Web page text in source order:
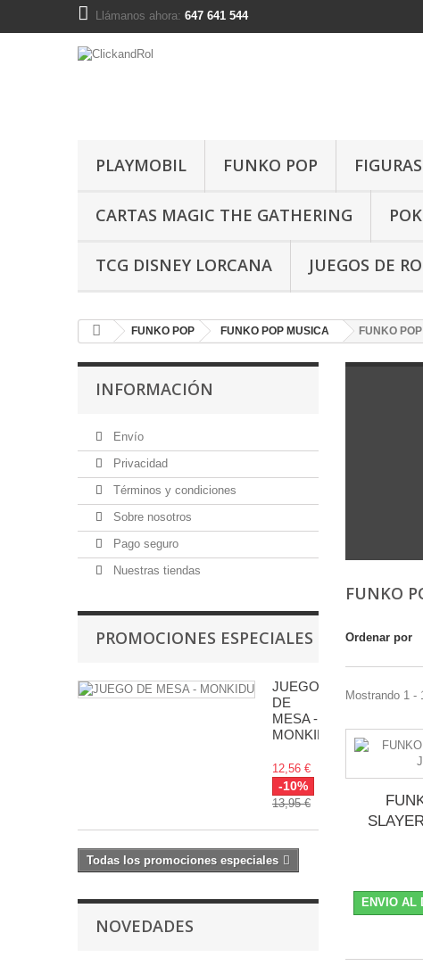
Llámanos ahora: 647 641 544
PLAYMOBIL FUNKO POP
CARTAS MAGIC THE GATHERING
TCG DISNEY LORCANA JUEGOS DE
FUNKO POP FUNKO POP MUSICA FUNKO
INFORMACIÓN
Envío
Privacidad
Términos y condiciones
Sobre nosotros
Pago seguro
Nuestras tiendas
PROMOCIONES ESPECIALES
JUEGO
DE
MESA -
MONKIDU
12,56 €
-10%
13,95 €
Todas los promociones especiales
NOVEDADES
FUNKO
Ordenar por
Mostrando 1 -
ENVIO AL